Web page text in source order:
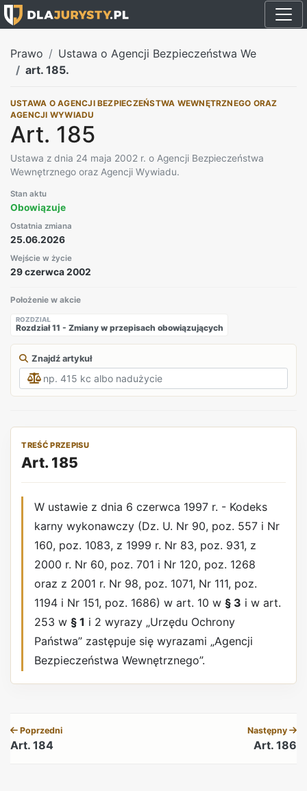
Prawo
Ustawa o Agencji Bezpieczeństwa We
art. 185.
USTAWA O AGENCJI BEZPIECZEŃSTWA WEWNĘTRZNEGO ORAZ
AGENCJI WYWIADU
Art. 185
Ustawa z dnia 24 maja 2002 r. o Agencji Bezpieczeństwa
Wewnętrznego oraz Agencji Wywiadu.
Stan aktu
Obowiązuje
Ostatnia zmiana
25.06.2026
Wejście w życie
29 czerwca 2002
Położenie w akcie
ROZDZIAŁ
Rozdział 11 - Zmiany w przepisach obowiązujących
Znajdź artykuł
TREŚĆ PRZEPISU
Art. 185
W ustawie z dnia 6 czerwca 1997 r. - Kodeks
karny wykonawczy (Dz. U. Nr 90, poz. 557 i Nr
160, poz. 1083, z 1999 r. Nr 83, poz. 931, z
2000 r. Nr 60, poz. 701 i Nr 120, poz. 1268
oraz z 2001 r. Nr 98, poz. 1071, Nr 111, poz.
1194 i Nr 151, poz. 1686) w art. 10 w § 3 i w art.
253 w § 1 i 2 wyrazy „Urzędu Ochrony
Państwa” zastępuje się wyrazami „Agencji
Bezpieczeństwa Wewnętrznego”.
Poprzedni
Art. 184
Następny
Art. 186